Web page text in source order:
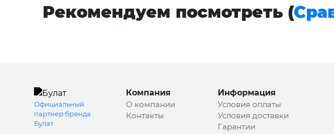
Рекомендуем посмотреть (
Официальный
партнер бренда
Булат
Компания
О компании
Контакты
Информация
Условия оплаты
Условия доставки
Гарантии